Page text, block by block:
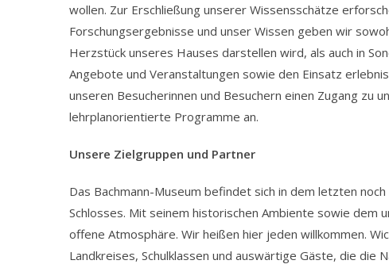
wollen. Zur Erschließung unserer Wissensschätze
Forschungsergebnisse und unser Wissen geben wir
Herzstück unseres Hauses darstellen wird, als auch in
Angebote und Veranstaltungen sowie den Einsatz
unseren Besucherinnen und Besuchern einen Zugang zu
lehrplanorientierte Programme an.
Unsere Zielgruppen und Partner
Das Bachmann-Museum befindet sich in dem letzten
Schlosses. Mit seinem historischen Ambiente sowie dem
offene Atmosphäre. Wir heißen hier jeden willkommen.
Landkreises, Schulklassen und auswärtige Gäste, die